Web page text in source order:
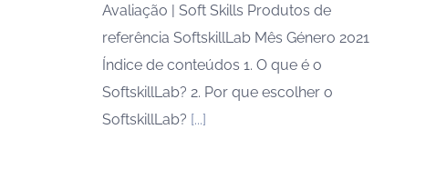
Avaliação | Soft Skills Produtos de
referência SoftskillLab Mês Género 2021
Índice de conteúdos 1. O que é o
SoftskillLab? 2. Por que escolher o
SoftskillLab? [...]